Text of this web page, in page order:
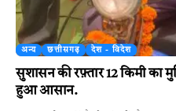
अन्य छत्तीसगढ़ देश - विदेश
सुशासन की रफ़्तार 12 किमी
हुआ आसान.